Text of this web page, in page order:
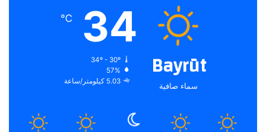
Bayrūt
سماء صافية
34
℃
34º - 30º
57%
5.03 كيلومتر/ساعة